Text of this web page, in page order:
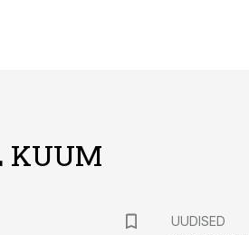
KUUM
UUDISED